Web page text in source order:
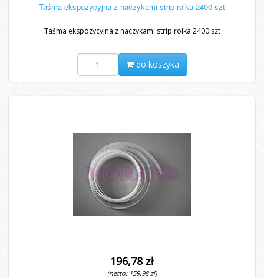
Taśma ekspozycyjna z haczykami strip rolka 2400 szt
Taśma ekspozycyjna z haczykami strip rolka 2400 szt
do koszyka
196,78 zł
(netto: 159,98 zł)